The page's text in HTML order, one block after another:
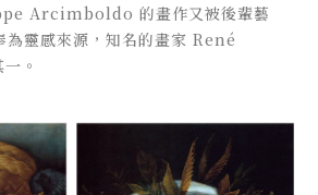
Arcimboldo 的畫作又被後輩藝
為靈感來源，知名的畫家 René
。